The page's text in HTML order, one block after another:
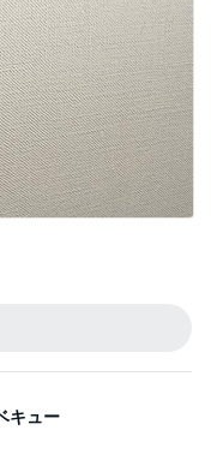
キュー